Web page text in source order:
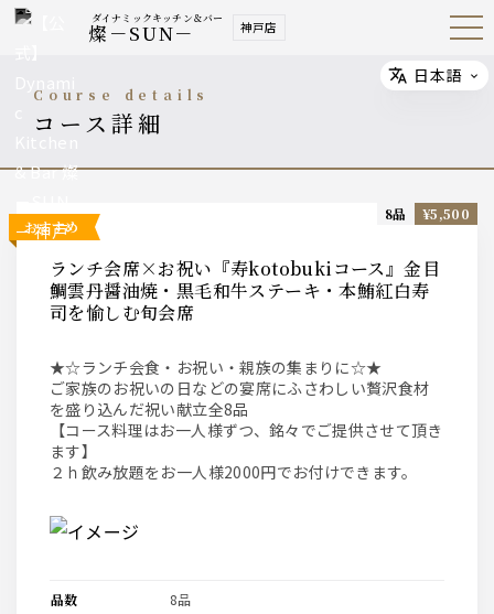
ダイナミックキッチン＆バー
燦－SUN－ 神戸店 Open
Navig
course details
コース詳細
おすすめ
ランチ会席×お祝い『寿kotobukiコース』金目
鯛雲丹醤油焼・黒毛和牛ステーキ・本鮪紅白寿
司を愉しむ旬会席
★☆ランチ会食・お祝い・親族の集まりに☆★
ご家族のお祝いの日などの宴席にふさわしい贅沢食材
を盛り込んだ祝い献立全8品
【コース料理はお一人様ずつ、銘々でご提供させて頂き
ます】
２ｈ飲み放題をお一人様2000円でお付けできます。
8品 ¥5,500
品数 8品
Select
日本語